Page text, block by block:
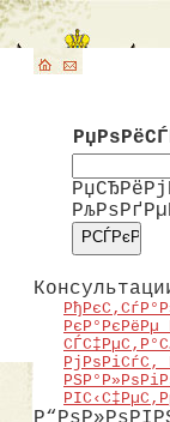
РєР°РєРёРµ
РјРѕРіСѓС‚